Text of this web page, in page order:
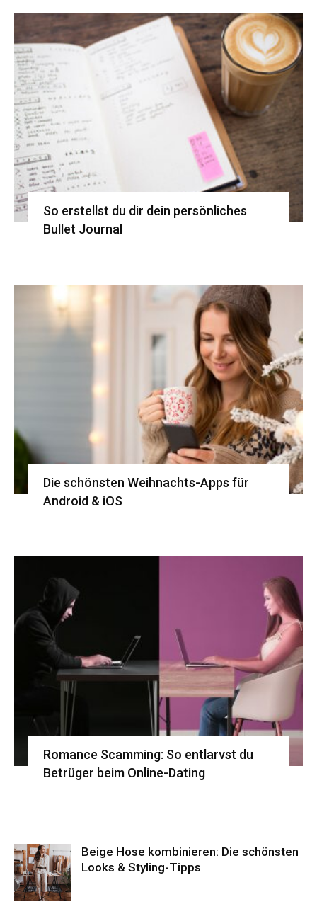
So erstellst du dir dein persönliches
Bullet Journal
Die schönsten Weihnachts-Apps für
Android & iOS
Romance Scamming: So entlarvst du
Betrüger beim Online-Dating
Beige Hose kombinieren: Die schönsten
Looks & Styling-Tipps